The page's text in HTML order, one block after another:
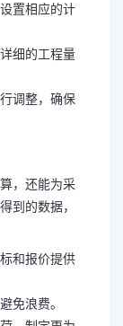
置相应的计
细的工程量
调整，确保
，还能为采
到的数据，
和报价提供
免浪费。